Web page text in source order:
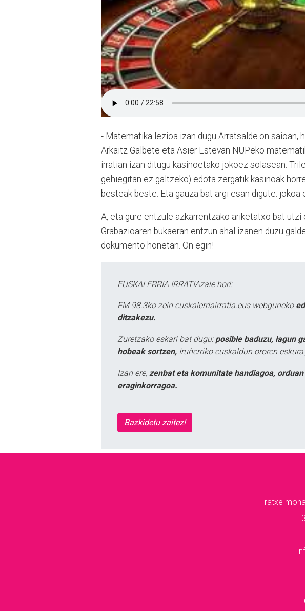
- Matematika lezioa izan dugu Arratsalde.on saioan,
Arkaitz Galbete eta Asier Estevan NUPeko
irratian izan ditugu kasinoetako jokoez solasean.
gehiegitan ez galtzeko) edota zergatik kasinoak
besteak beste. Eta gauza bat argi esan digute: jokoa
A, eta gure entzule azkarrentzako ariketatxo bat utzi
Grabazioaren bukaeran entzun ahal izanen duzu
dokumento honetan. On egin!
EUSKALERRIA IRRATIAzale hori:
FM 98.3ko zein euskalerriairratia.eus webguneko
ditzakezu.
Zuretzako eskari bat dugu: posible baduzu, lagun
hobeak sortzen, Iruñerriko euskaldun ororen
Izan ere, zenbat eta komunitate handiagoa,
eraginkorragoa.
Bazkidetu zaitez!
Iratxe